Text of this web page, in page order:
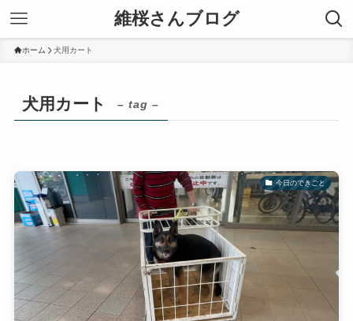
維桜さんブログ
ホーム 犬用カート
犬用カート – tag –
今日のできごと